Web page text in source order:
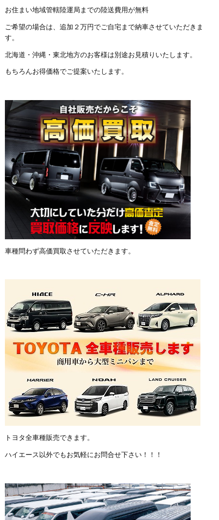
お住まい地域管轄陸運局までの陸送費用が無料
ご希望の場合は、追加２万円でご自宅まで納車させていただきま
す。
北海道・沖縄・東北地方のお客様は別途お見積りいたします。
もちろんお得価格でご提案いたします。
車種問わず高価買取させていただきます。
トヨタ全車種販売できます。
ハイエース以外でもお気軽にお問合せ下さい！！！